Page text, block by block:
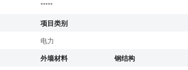
*****
项目类别
电力
外墙材料
钢结构